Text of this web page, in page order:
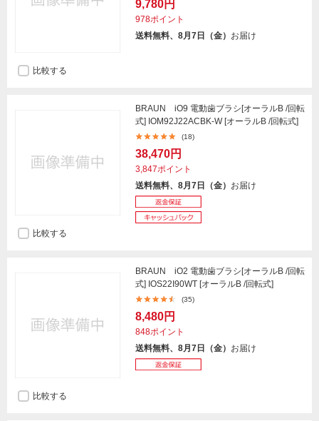
9,780円
978ポイント
送料無料、8月7日（金） お届け
比較する
BRAUN iO9 電動歯ブラシ[オーラルB /回転
式] IOM92J22ACBK-W [オーラルB /回転式]
(18)
38,470円
3,847ポイント
送料無料、8月7日（金） お届け
比較する
BRAUN iO2 電動歯ブラシ[オーラルB /回転
式] IOS22I90WT [オーラルB /回転式]
(35)
8,480円
848ポイント
送料無料、8月7日（金） お届け
比較する